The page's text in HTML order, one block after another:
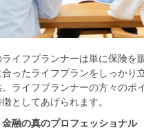
ライフプランナーは単に保険を
合ったライフプランをしっかり
ライフプランナーの方々のポ
としてあげられます。
金融の真のプロフェッショナル